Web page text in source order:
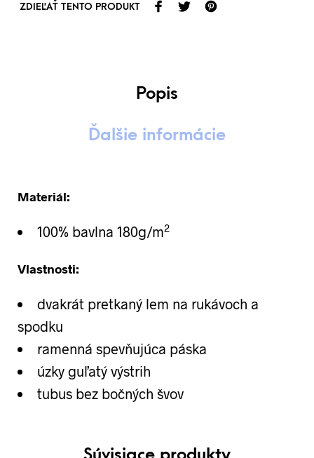
ZDIEĽAŤ TENTO PRODUKT
Popis
Ďalšie informácie
Materiál:
100% bavlna 180g/m2
Vlastnosti:
dvakrát pretkaný lem na rukávoch a
spodku
ramenná spevňujúca páska
úzky guľatý výstrih
tubus bez bočných švov